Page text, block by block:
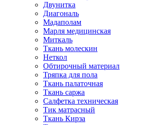
Двунитка
Диагональ
Мадаполам
Марля медицинская
Миткаль
Ткань молескин
Неткол
Обтирочный материал
Тряпка для пола
Ткань палаточная
Ткань саржа
Салфетка техническая
Тик матрасный
Ткань Кирза